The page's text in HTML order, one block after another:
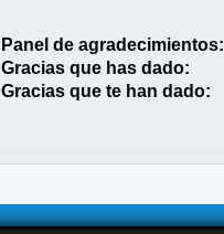
Panel de agradecimientos:
Gracias que has dado:
Gracias que te han dado: